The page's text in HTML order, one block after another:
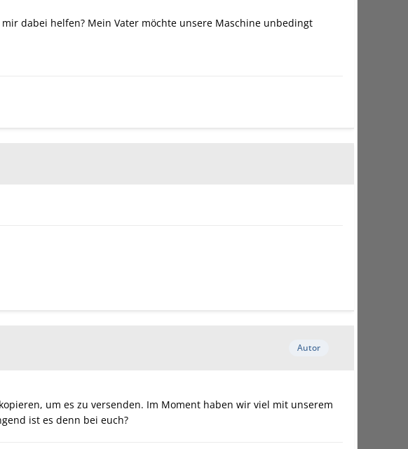
dabei helfen? Mein Vater möchte unsere Maschine unbedingt
Autor
um es zu versenden. Im Moment haben wir viel mit unserem
ist es denn bei euch?